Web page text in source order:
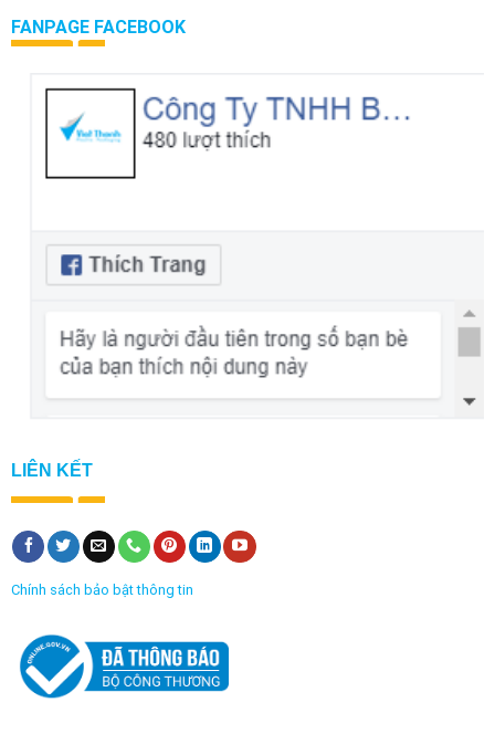
FANPAGE FACEBOOK
LIÊN KẾT
Chính sách bảo bật thông tin